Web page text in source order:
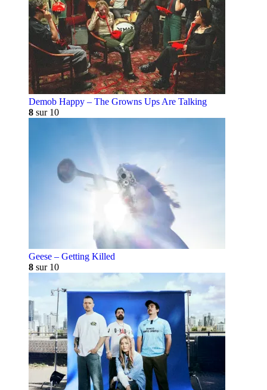
Demob Happy – The Growns Ups Are Talking
8 sur 10
Geese – Getting Killed
8 sur 10